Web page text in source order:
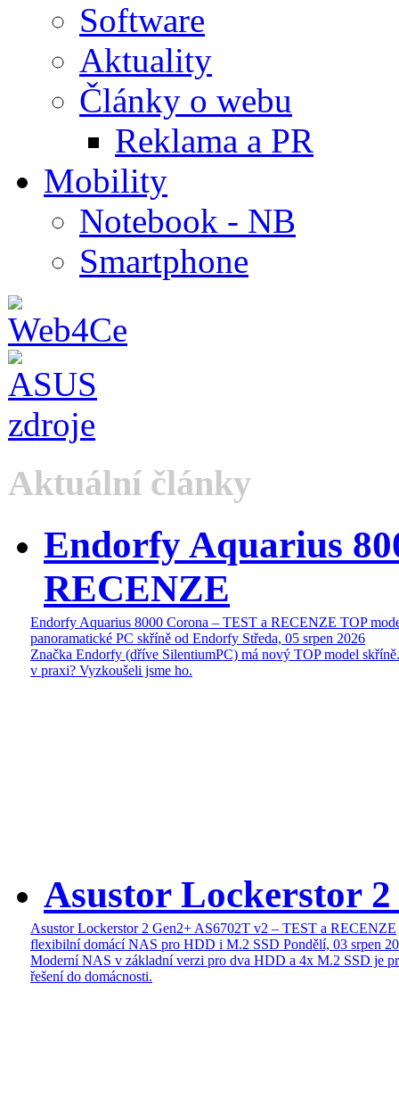
Software
Aktuality
Články o webu
Reklama a PR
Mobility
Notebook - NB
Smartphone
Aktuální články
Endorfy Aquarius
RECENZE
Endorfy Aquarius 8000 Corona – TEST a RECENZE TOP
panoramatické PC skříně od Endorfy Středa, 05 srpen 2026
Značka Endorfy (dříve SilentiumPC) má nový TOP model
v praxi? Vyzkoušeli jsme ho.
Asustor Lockerstor
Asustor Lockerstor 2 Gen2+ AS6702T v2 – TEST a RECENZE
flexibilní domácí NAS pro HDD i M.2 SSD Pondělí, 03 srpen
Moderní NAS v základní verzi pro dva HDD a 4x M.2 SSD je
řešení do domácnosti.